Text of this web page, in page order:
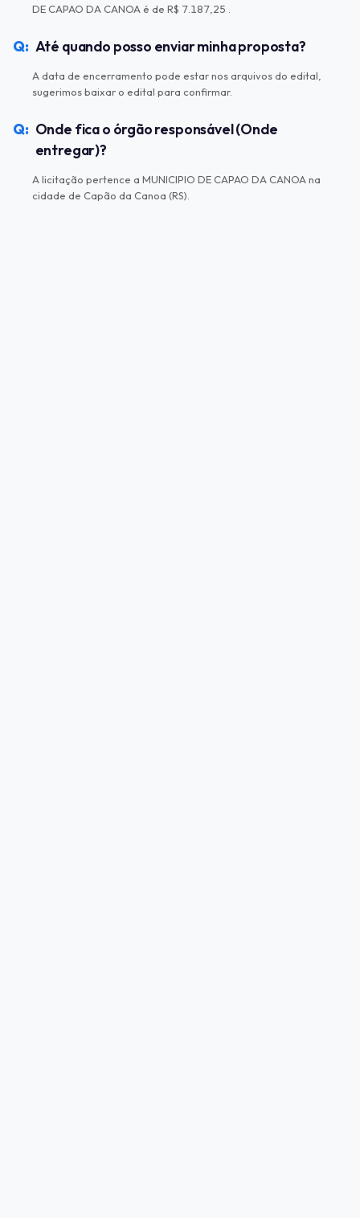
DE CAPAO DA CANOA é de R$ 7.187,25 .
Até quando posso enviar minha proposta?
A data de encerramento pode estar nos arquivos do edital,
sugerimos baixar o edital para confirmar.
Onde fica o órgão responsável (Onde
entregar)?
A licitação pertence a MUNICIPIO DE CAPAO DA CANOA na
cidade de Capão da Canoa (RS).